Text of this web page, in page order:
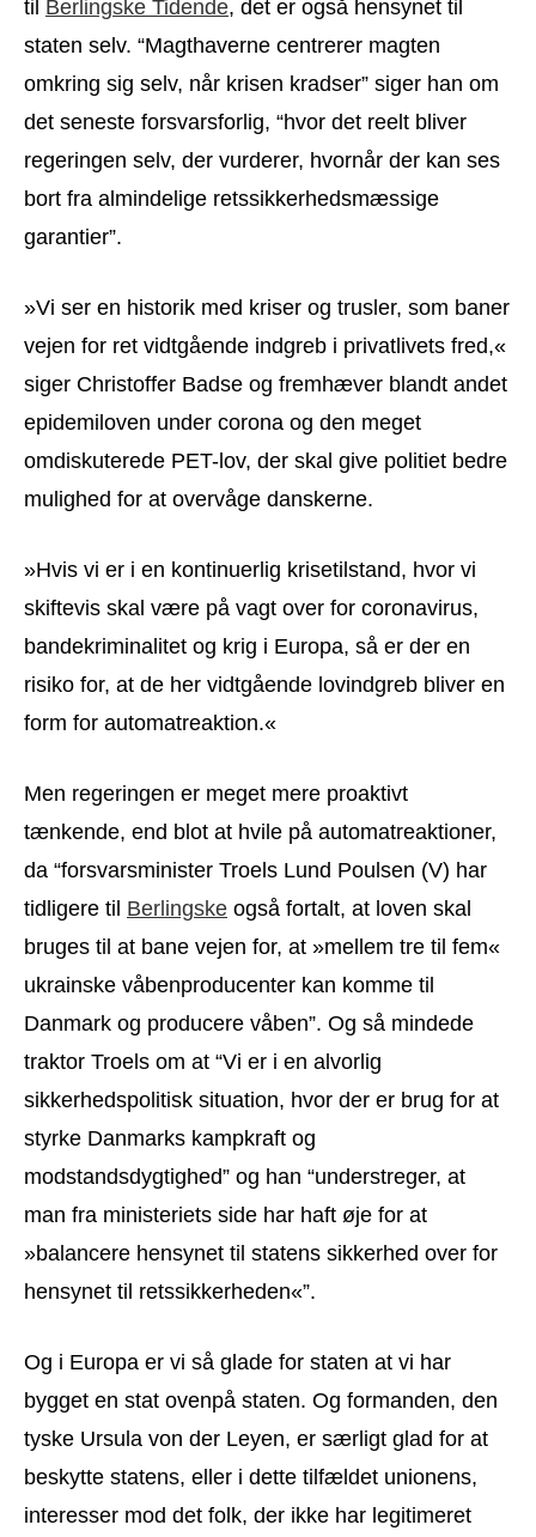
til Berlingske Tidende, det er også hensynet til
staten selv. “Magthaverne centrerer magten
omkring sig selv, når krisen kradser” siger han om
det seneste forsvarsforlig, “hvor det reelt bliver
regeringen selv, der vurderer, hvornår der kan ses
bort fra almindelige retssikkerhedsmæssige
garantier”.
»Vi ser en historik med kriser og trusler, som baner
vejen for ret vidtgående indgreb i privatlivets fred,«
siger Christoffer Badse og fremhæver blandt andet
epidemiloven under corona og den meget
omdiskuterede PET-lov, der skal give politiet bedre
mulighed for at overvåge danskerne.
»Hvis vi er i en kontinuerlig krisetilstand, hvor vi
skiftevis skal være på vagt over for coronavirus,
bandekriminalitet og krig i Europa, så er der en
risiko for, at de her vidtgående lovindgreb bliver en
form for automatreaktion.«
Men regeringen er meget mere proaktivt
tænkende, end blot at hvile på automatreaktioner,
da “forsvarsminister Troels Lund Poulsen (V) har
tidligere til Berlingske også fortalt, at loven skal
bruges til at bane vejen for, at »mellem tre til fem«
ukrainske våbenproducenter kan komme til
Danmark og producere våben”. Og så mindede
traktor Troels om at “Vi er i en alvorlig
sikkerhedspolitisk situation, hvor der er brug for at
styrke Danmarks kampkraft og
modstandsdygtighed” og han “understreger, at
man fra ministeriets side har haft øje for at
»balancere hensynet til statens sikkerhed over for
hensynet til retssikkerheden«”.
Og i Europa er vi så glade for staten at vi har
bygget en stat ovenpå staten. Og formanden, den
tyske Ursula von der Leyen, er særligt glad for at
beskytte statens, eller i dette tilfældet unionens,
interesser mod det folk, der ikke har legitimeret